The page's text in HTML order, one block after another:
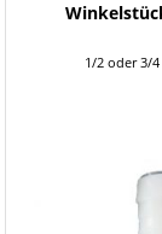
1/2 oder 3/